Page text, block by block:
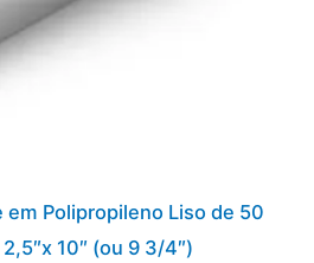
Polipropileno Liso de 50
10″ (ou 9 3/4″)